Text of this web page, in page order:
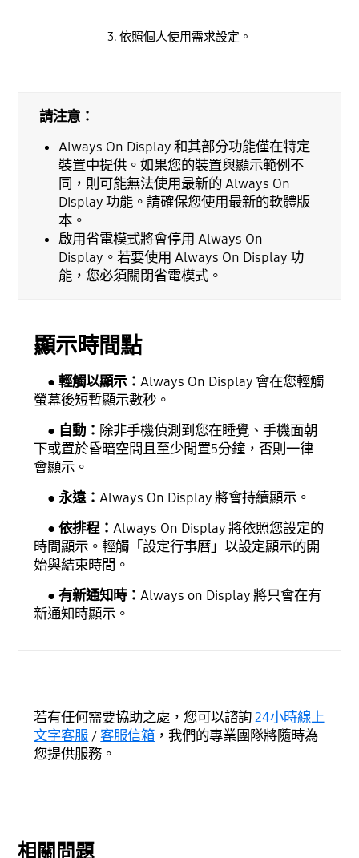
3. 依照個人使用需求設定。
請注意：
Always On Display 和其部分功能僅在特定
裝置中提供。如果您的裝置與顯示範例不
同，則可能無法使用最新的 Always On
Display 功能。請確保您使用最新的軟體版
本。
啟用省電模式將會停用 Always On
Display。若要使用 Always On Display 功
能，您必須關閉省電模式。
顯示時間點
● 輕觸以顯示：Always On Display 會在您輕觸
螢幕後短暫顯示數秒。
● 自動： 除非手機偵測到您在睡覺、手機面朝
下或置於昏暗空間且至少閒置5分鐘，否則一律
會顯示。
● 永遠：Always On Display 將會持續顯示。
● 依排程：Always On Display 將依照您設定的
時間顯示。輕觸「設定行事曆」以設定顯示的開
始與結束時間。
● 有新通知時：Always on Display 將只會在有
新通知時顯示。
若有任何需要協助之處，您可以諮詢24小時線上
文字客服/ 客服信箱 ，我們的專業團隊將隨時為
您提供服務。
相關問題